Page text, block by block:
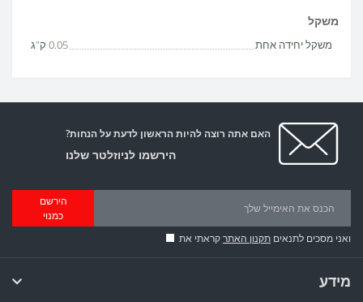
משקל
משקל יחידה אחת 0.05 ק"ג
האם אתה רוצה להיות הראשון לדעת על הנחות?
הירשמו לניוזלטר שלנו
הירשם
כמנוי
ואני מסכים לתנאים תקנון האתרקראתי את
מידע